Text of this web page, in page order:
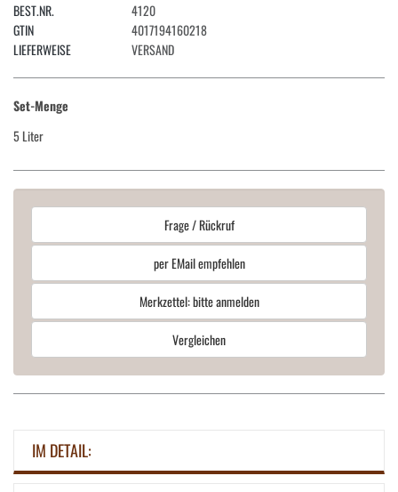
BEST.NR.
4120
GTIN
4017194160218
LIEFERWEISE
VERSAND
Set-Menge
5 Liter
Frage / Rückruf
per EMail empfehlen
Merkzettel: bitte anmelden
Vergleichen
IM DETAIL: